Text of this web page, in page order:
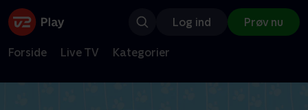
Log ind Prøv nu
Forside Live TV Kategorier